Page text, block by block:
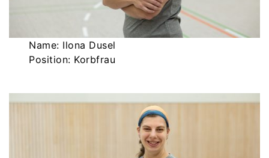
Name: Ilona Dusel
Position: Korbfrau